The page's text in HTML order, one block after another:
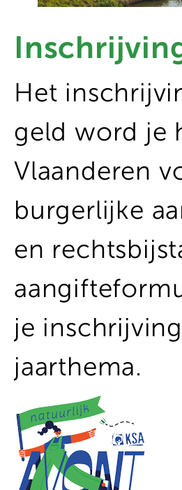
Het
geld word je
Vlaanderen
burgerlijke
en
je
jaarthema.